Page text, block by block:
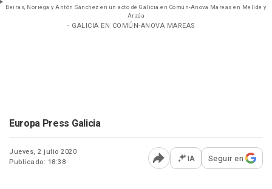
Beiras, Noriega y Antón Sánchez en un acto de Galicia en Común-Anova Mareas en Melide y
Arzúa
- GALICIA EN COMÚN-ANOVA MAREAS
Europa Press Galicia
Jueves, 2 julio 2020
Publicado: 18:38
Abrir opciones para
IA Seguir en